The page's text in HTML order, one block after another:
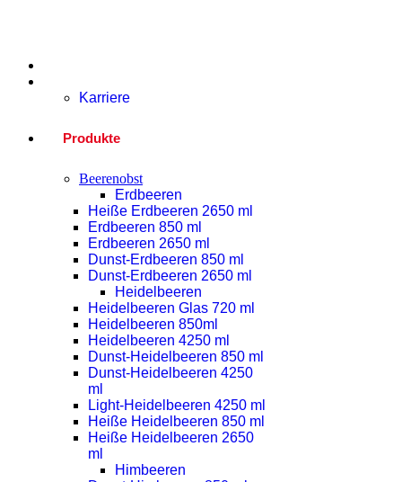
Karriere
Produkte
Beerenobst
Erdbeeren
Heiße Erdbeeren 2650 ml
Erdbeeren 850 ml
Erdbeeren 2650 ml
Dunst-Erdbeeren 850 ml
Dunst-Erdbeeren 2650 ml
Heidelbeeren
Heidelbeeren Glas 720 ml
Heidelbeeren 850ml
Heidelbeeren 4250 ml
Dunst-Heidelbeeren 850 ml
Dunst-Heidelbeeren 4250
ml
Light-Heidelbeeren 4250 ml
Heiße Heidelbeeren 850 ml
Heiße Heidelbeeren 2650
ml
Himbeeren